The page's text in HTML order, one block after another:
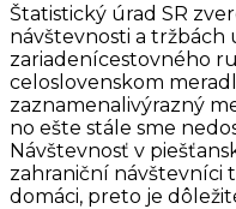
Štatistický úrad SR
návštevnosti a tržbách
zariadenícestovného
celoslovenskom
zaznamenalivýrazný
no ešte stále sme
Návštevnosť v
zahraniční návštevníci
domáci, preto je